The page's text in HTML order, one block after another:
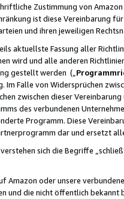
Zustimmung von
ist diese Vereinbarung
und ihren jeweiligen
aktuellste Fassung aller
wird und alle anderen
gestellt werden („
Im Falle von Widersprüchen
zwischen dieser
des verbundenen
Programm. Diese
dar und ersetzt
sich die Begriffe
Amazon oder unsere
und die nicht öffentlich